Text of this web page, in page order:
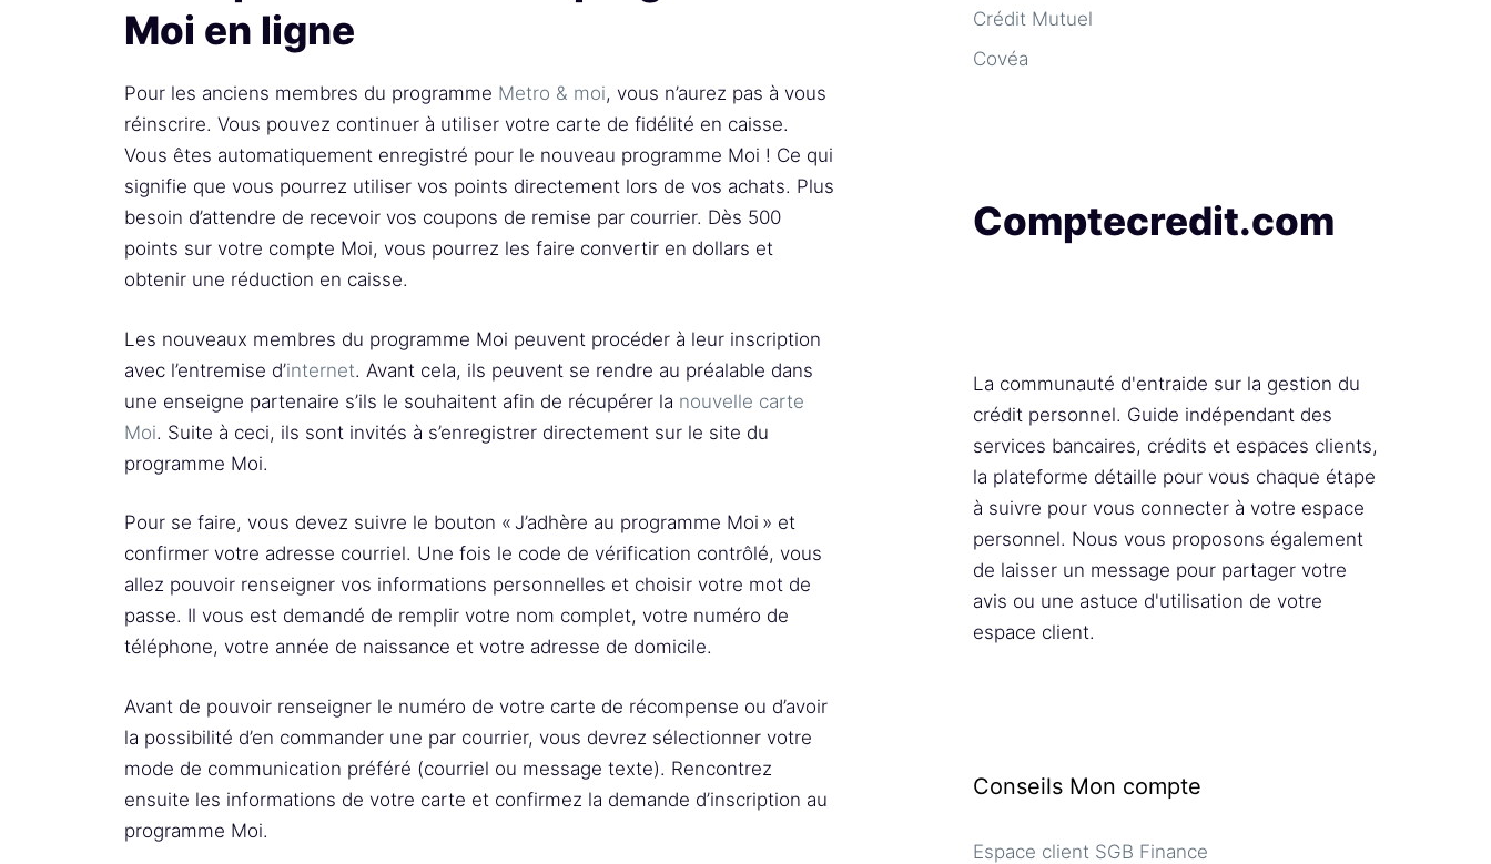
Moi en ligne
Pour les anciens membres du programme Metro & moi, vous n’aurez pas à vous
réinscrire. Vous pouvez continuer à utiliser votre carte de fidélité en caisse.
Vous êtes automatiquement enregistré pour le nouveau programme Moi ! Ce qui
signifie que vous pourrez utiliser vos points directement lors de vos achats. Plus
besoin d’attendre de recevoir vos coupons de remise par courrier. Dès 500
points sur votre compte Moi, vous pourrez les faire convertir en dollars et
obtenir une réduction en caisse.
Les nouveaux membres du programme Moi peuvent procéder à leur inscription
avec l’entremise d’internet. Avant cela, ils peuvent se rendre au préalable dans
une enseigne partenaire s’ils le souhaitent afin de récupérer la nouvelle carte
Moi. Suite à ceci, ils sont invités à s’enregistrer directement sur le site du
programme Moi.
Pour se faire, vous devez suivre le bouton « J’adhère au programme Moi » et
confirmer votre adresse courriel. Une fois le code de vérification contrôlé, vous
allez pouvoir renseigner vos informations personnelles et choisir votre mot de
passe. Il vous est demandé de remplir votre nom complet, votre numéro de
téléphone, votre année de naissance et votre adresse de domicile.
Avant de pouvoir renseigner le numéro de votre carte de récompense ou d’avoir
la possibilité d’en commander une par courrier, vous devrez sélectionner votre
mode de communication préféré (courriel ou message texte). Rencontrez
ensuite les informations de votre carte et confirmez la demande d’inscription au
programme Moi.
Crédit Mutuel
Covéa
Comptecredit.com
La communauté d'entraide sur la gestion du
crédit personnel. Guide indépendant des
services bancaires, crédits et espaces clients,
la plateforme détaille pour vous chaque étape
à suivre pour vous connecter à votre espace
personnel. Nous vous proposons également
de laisser un message pour partager votre
avis ou une astuce d'utilisation de votre
espace client.
Conseils Mon compte
Espace client SGB Finance